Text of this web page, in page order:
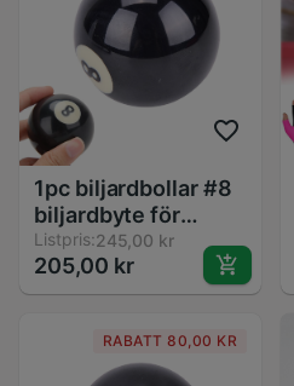
1pc biljardbollar #8
biljardbyte för
biljardpooler åtta
bollar standard
vanliga två storlek
8 bollar ea14
Listpris:245,00 kr
205,00 kr
RABATT 80,00 KR